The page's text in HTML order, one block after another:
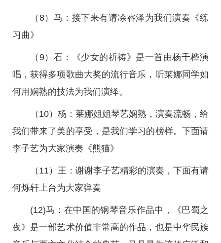
（8）马：接下来有请凃睿泽为我们演奏《练
习曲》
（9）石：《少女的祈祷》是一首由杨千桦演
唱，获得多项歌曲大奖的流行音乐，听莱娜同学如
何用娴熟的技法为我们演绎。
（10）杨：莱娜姐姐琴艺娴熟，演奏流畅，给
我们带来了美的享受，是我们学习的榜样。下面请
李子艺为大家演奏《熊猫》
（11）王：谢谢李子艺精彩的演奏，下面有请
何烁轩上台为大家弹奏
(12)马：在中国的钢琴音乐作品中，《巴蜀之
夜》是一部艺术价值非常高的作品，也是中华民族